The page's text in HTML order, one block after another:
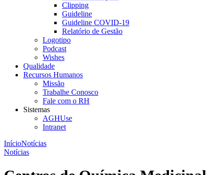
Clipping
Guideline
Guideline COVID-19
Relatório de Gestão
Logotipo
Podcast
Wishes
Qualidade
Recursos Humanos
Missão
Trabalhe Conosco
Fale com o RH
Sistemas
AGHUse
Intranet
InícioNotícias
Notícias